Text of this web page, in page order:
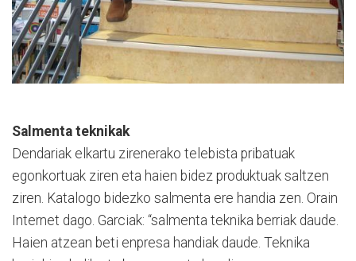
Salmenta teknikak
Dendariak elkartu zirenerako telebista pribatuak
egonkortuak ziren eta haien bidez produktuak saltzen
ziren. Katalogo bidezko salmenta ere handia zen. Orain
Internet dago. Garciak: “salmenta teknika berriak daude.
Haien atzean beti enpresa handiak daude. Teknika